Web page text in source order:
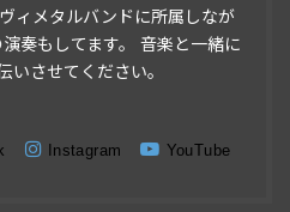
ィメタルバンドに所属しなが
奏もしてます。 音楽と一緒に
いさせてください。
Instagram YouTube